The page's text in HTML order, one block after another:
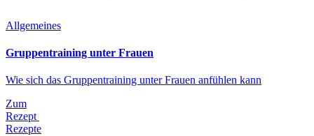
Allgemeines
Gruppentraining unter Frauen
Wie sich das Gruppentraining unter Frauen anfühlen kann
Zum
Rezept
Rezepte